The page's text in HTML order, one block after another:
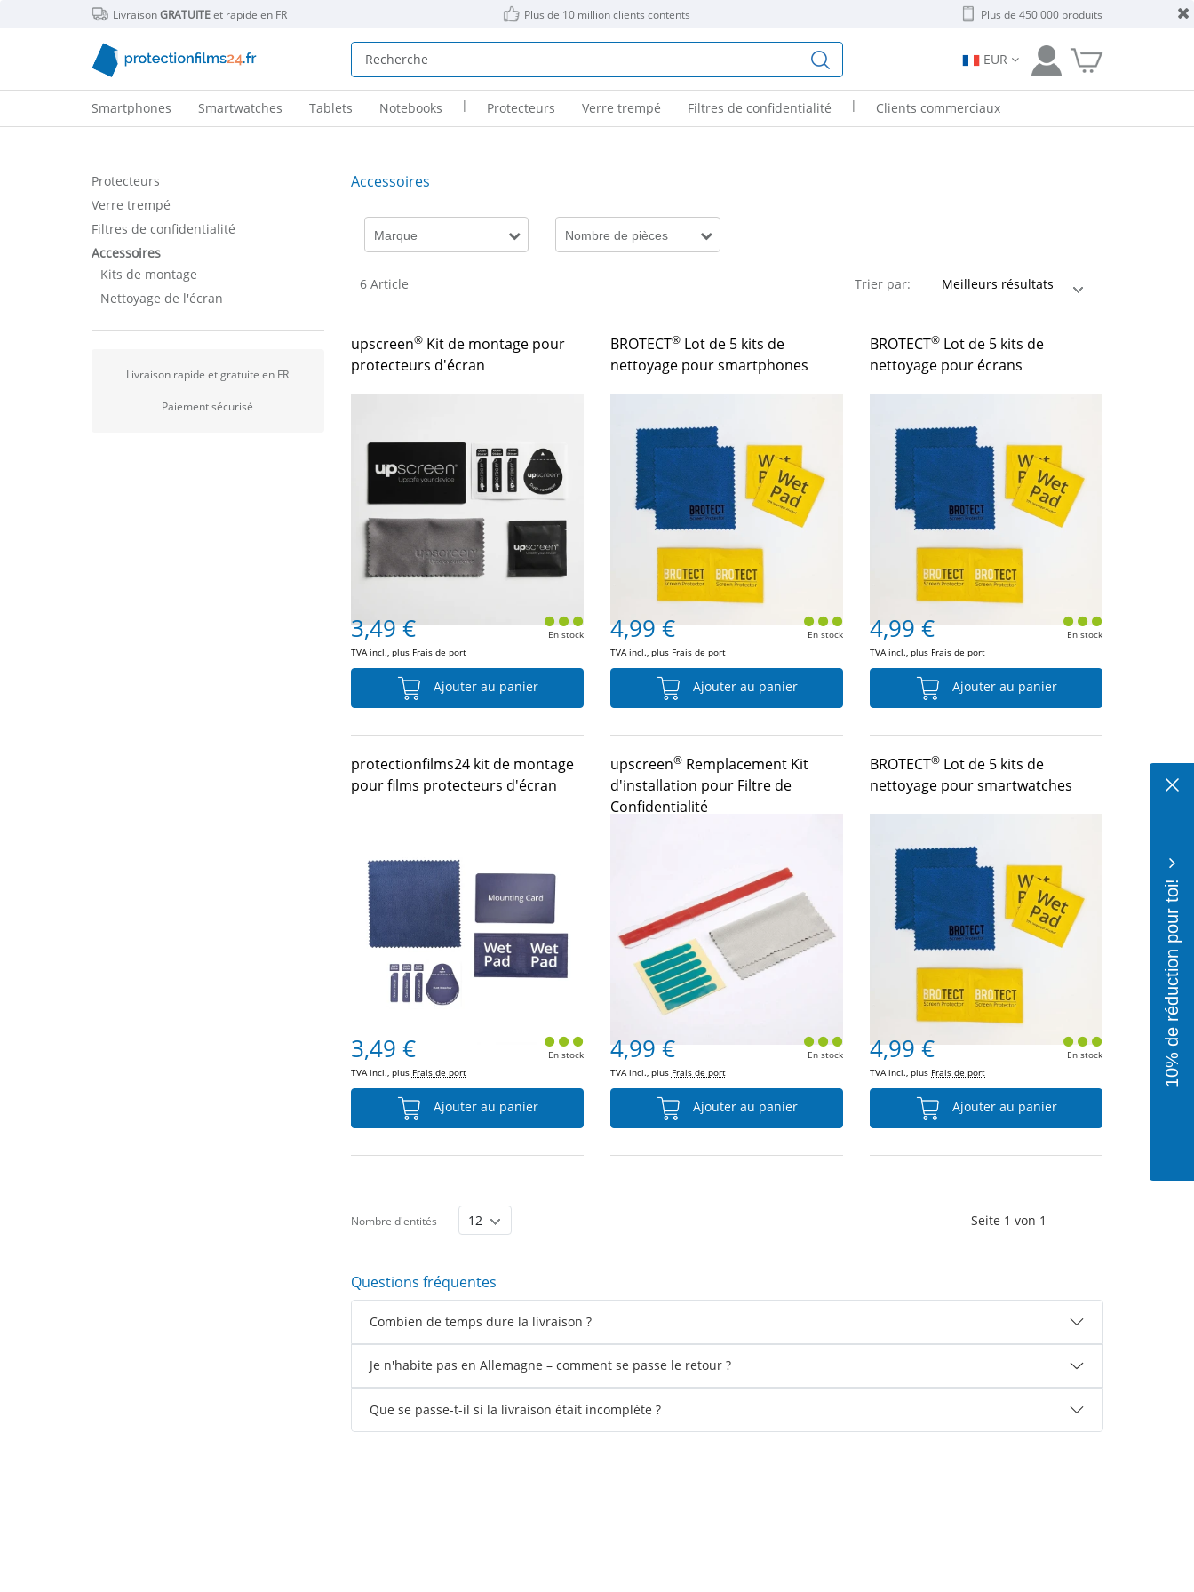
LivraisonGRATUITEet rapide en FR Plus de 10 million clients contents Plus de 450 000 produits
EUR
Smartphones Smartwatches Tablets Notebooks | Protecteurs Verre trempé Filtres de confidentialité | Clients commerciaux
Protecteurs
Verre trempé
Filtres de confidentialité
Accessoires
Kits de montage
Nettoyage de l'écran
Livraison rapide et gratuite en FR
Paiement sécurisé
Accessoires
Marque Nombre de pièces
6 Article Trier par:
upscreen®Kit de montage pour
protecteurs d'écran
3,49 €
TVA incl., plus Frais de port
En stock
Ajouter au panier
BROTECT®Lot de 5 kits de
nettoyage pour smartphones
4,99 €
TVA incl., plus Frais de port
En stock
Ajouter au panier
BROTECT® Lot de 5 kits de
nettoyage pour écrans
4,99 €
TVA incl., plus Frais de port
En stock
Ajouter au panier
protectionfilms24 kit de montage
pour films protecteurs d'écran
3,49 €
TVA incl., plus Frais de port
En stock
Ajouter au panier
upscreen®Remplacement Kit
d'installation pour Filtre de
Confidentialité
4,99 €
TVA incl., plus Frais de port
En stock
Ajouter au panier
BROTECT® Lot de 5 kits de
nettoyage pour smartwatches
4,99 €
TVA incl., plus Frais de port
En stock
Ajouter au panier
Nombre d'entités Seite 1 von 1
Questions fréquentes
Combien de temps dure la livraison ?
Je n'habite pas en Allemagne – comment se passe le retour ?
Que se passe-t-il si la livraison était incomplète ?
10% de réduction pour toi!